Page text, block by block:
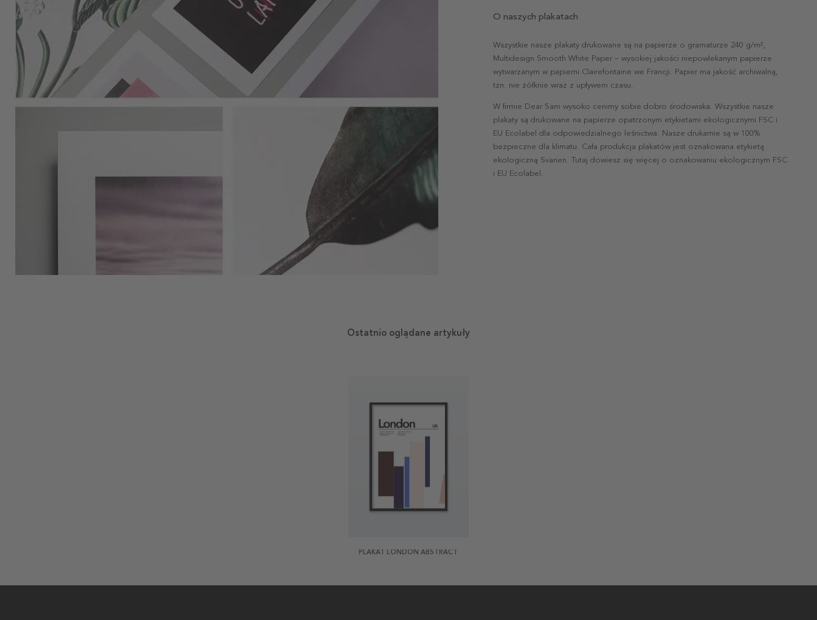
O naszych plakatach
Wszystkie nasze plakaty drukowane są na papierze o gramaturze 240 g/m²,
Multidesign Smooth White Paper – wysokiej jakości niepowlekanym papierze
wytwarzanym w papierni Clairefontaine we Francji. Papier ma jakość archiwalną,
tzn. nie żółknie wraz z upływem czasu.
W firmie Dear Sam wysoko cenimy sobie dobro środowiska. Wszystkie nasze
plakaty są drukowane na papierze opatrzonym etykietami ekologicznymi FSC i
EU Ecolabel dla odpowiedzialnego leśnictwa. Nasze drukarnie są w 100%
bezpieczne dla klimatu. Cała produkcja plakatów jest oznakowana etykietą
ekologiczną Svanen. Tutaj dowiesz się więcej o oznakowaniu ekologicznym FSC
i EU Ecolabel.
Ostatnio oglądane artykuły
PLAKAT LONDON ABSTRACT